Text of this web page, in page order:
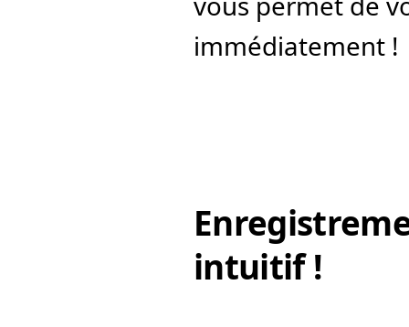
immédiatement !
intuitif !